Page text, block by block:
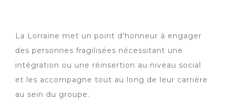
La Lorraine met un point d'honneur à engager
des personnes fragilisées nécessitant une
intégration ou une réinsertion au niveau social
et les accompagne tout au long de leur carrière
au sein du groupe.